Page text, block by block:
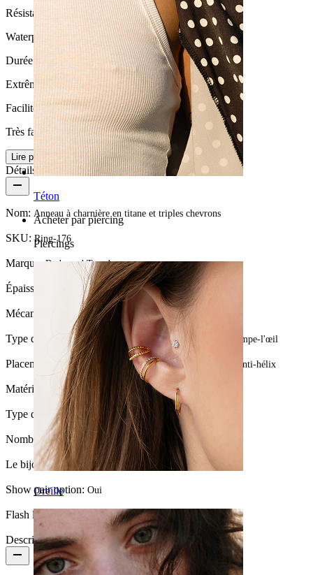
Téton
Acheter par piercing
Piercings
Oreille
Résistance à l'eau
Waterproof
Durée de vie
Extrêmement durable
Facilité d'utilisation
Très facile
Lire plus
Détails du produit
Nom: Anneau à charnière en titane et triples chevrons
SKU:Ring-176
Marque: Bodymod Trend
Épaisseur du fil: 1,2 mm
Mécanisme de fermeture: Charnière
Type de bijou:Anneau à forme, Anneau, Anneau effet trompe-l'œil
Placement: Septum, Lobe, Hélix, Arcade, Daith, Conch, Anti-hélix
Matériau: Titane
Type de revêtement: Revêtement PVD
Nombre de pièces: 1
Le bijou a t-il un revêtement?:Oui, entièrement
Show pair option: Oui
Flash label:
Description